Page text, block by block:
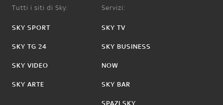
Tutti i siti di Sky:
SKY SPORT
SKY TG 24
SKY VIDEO
SKY ARTE
Servizi:
SKY TV
SKY BUSINESS
NOW
SKY BAR
SPAZI SKY